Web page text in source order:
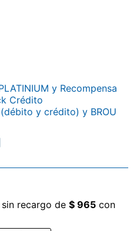
y Recompensa
Crédito
y crédito) y BROU
recargo de $ 965 con